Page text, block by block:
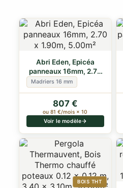
Abri Eden, Epicéa
panneaux 16mm, 2.70
x 1.90m, 5.00m²
Madriers 16 mm
807 €
ou 81 €/mois × 10
Voir le modèle
BOIS THT